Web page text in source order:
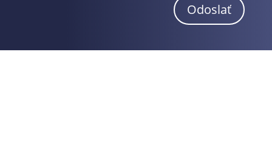
Odoslať